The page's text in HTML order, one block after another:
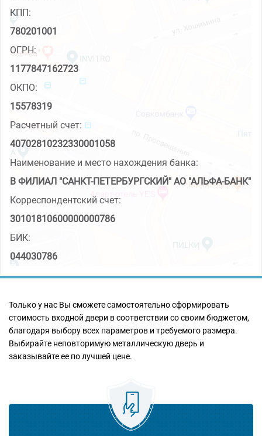
КПП:
780201001
ОГРН:
1177847162723
ОКПО:
15578319
Расчетный счет:
40702810232330001058
Наименование и место нахождения банка:
В ФИЛИАЛ "САНКТ-ПЕТЕРБУРГСКИЙ" АО "АЛЬФА-БАНК"
Корреспондентский счет:
30101810600000000786
БИК:
044030786
Только у нас Вы сможете самостоятельно сформировать
стоимость входной двери в соответствии со своим бюджетом,
благодаря выбору всех параметров и требуемого размера.
Выбирайте неповторимую металлическую дверь и
заказывайте ее по лучшей цене.